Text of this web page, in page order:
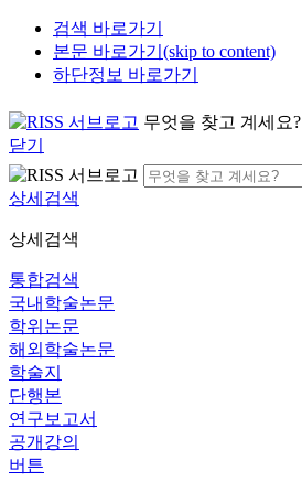
검색 바로가기
본문 바로가기(skip to content)
하단정보 바로가기
무엇을 찾고 계세요?
닫기
상세검색
상세검색
통합검색
국내학술논문
학위논문
해외학술논문
학술지
단행본
연구보고서
공개강의
버튼